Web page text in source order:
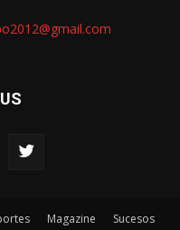
Magazine Sucesos